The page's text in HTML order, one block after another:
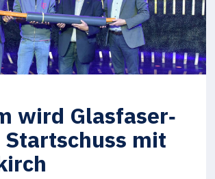
wird Glasfaser‐
mit